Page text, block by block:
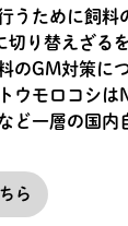
うために飼料
切り替えざる
のGM対策に
ウモロコシ
ど一層の国内
ら